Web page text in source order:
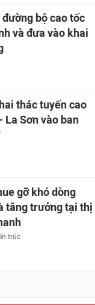
bộ cao tốc
và đưa vào khai
thác tuyến cao
La Sơn vào ban
gỡ khó dòng
tăng trưởng tại thị
trúc